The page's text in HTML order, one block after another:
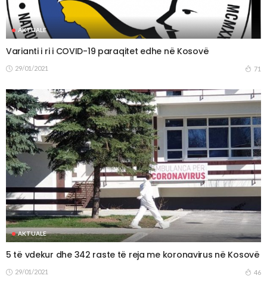
AKTUALE
Varianti i ri i COVID-19 paraqitet edhe në Kosovë
29/01/2021 71
AKTUALE
5 të vdekur dhe 342 raste të reja me koronavirus në Kosovë
29/01/2021 46